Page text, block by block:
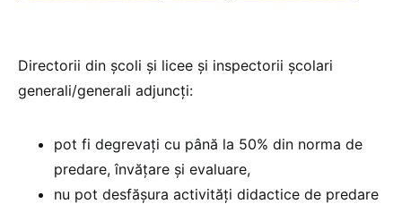
Directorii din școli și licee și inspectorii școlari
generali/generali adjuncți:
pot fi degrevați cu până la 50% din norma de
predare, învățare și evaluare,
nu pot desfășura activități didactice de predare